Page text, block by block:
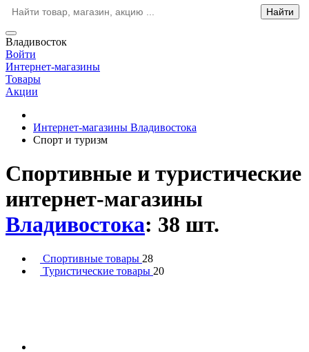
Владивосток
Войти
Интернет-магазины
Товары
Акции
Интернет-магазины Владивостока
Спорт и туризм
Спортивные и туристические
интернет-магазины
Владивостока: 38 шт.
Спортивные товары 28
Туристические товары 20